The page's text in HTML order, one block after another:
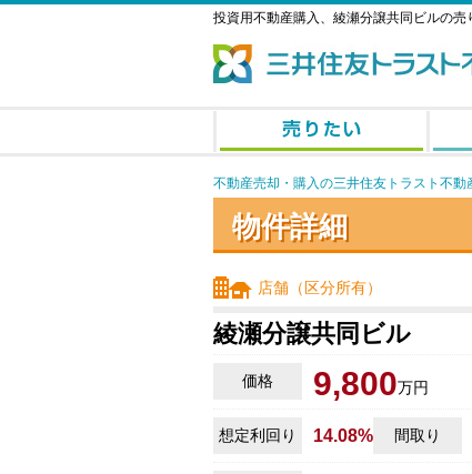
投資用不動産購入、綾瀬分譲共同ビルの売
不動産売却・購入の三井住友トラスト不動
物件詳細
店舗（区分所有）
綾瀬分譲共同ビル
価格 9,800万円
想定利回り 14.08% 間取り